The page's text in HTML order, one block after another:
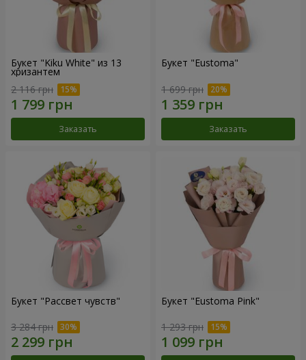
Букет "Kiku White" из 13
хризантем
2 116 грн
Заказать
Букет "Eustoma"
1 699 грн
Заказать
Букет "Рассвет чувств"
3 284 грн
Букет "Eustoma Pink"
1 293 грн